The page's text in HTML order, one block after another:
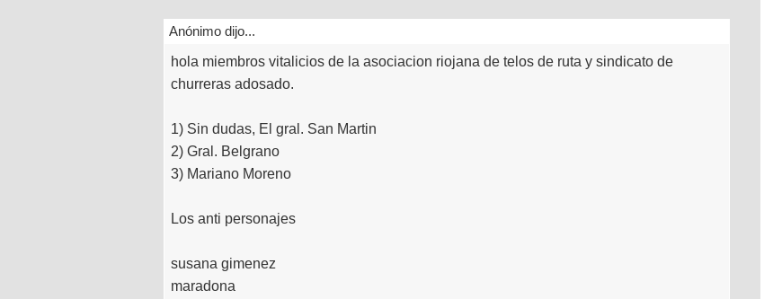
Anónimo dijo...
hola miembros vitalicios de la asociacion riojana de telos de ruta y sindicato de
churreras adosado.
1) Sin dudas, El gral. San Martin
2) Gral. Belgrano
3) Mariano Moreno
Los anti personajes
susana gimenez
maradona